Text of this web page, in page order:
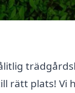
rätt plats! Vi